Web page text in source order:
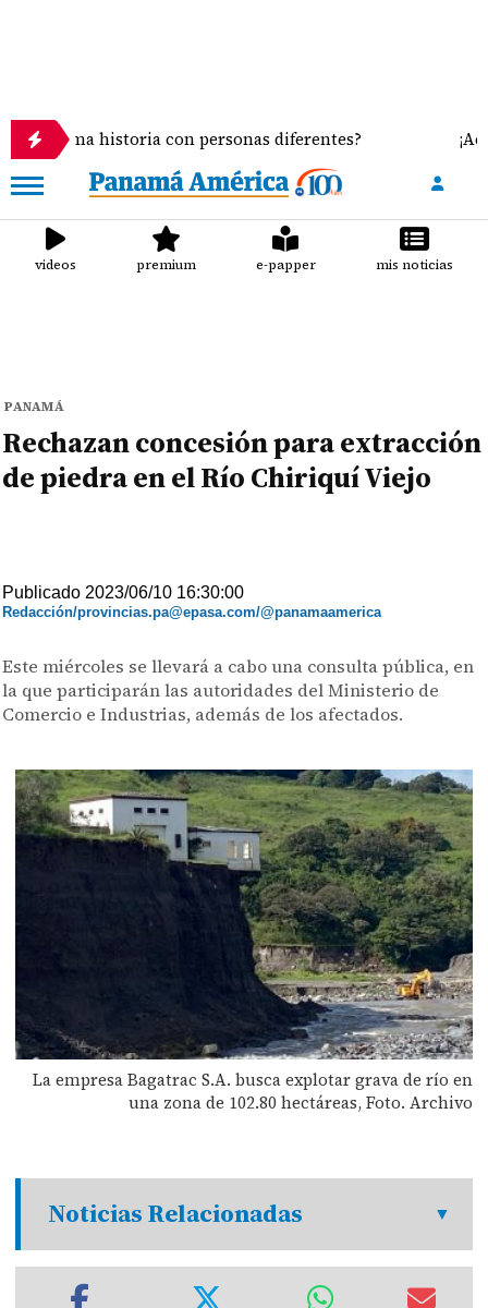
historia con personas diferentes?
videos premium e-papper mis noticias
PANAMÁ
Rechazan concesión para extracción
de piedra en el Río Chiriquí Viejo
Publicado 2023/06/10 16:30:00
Redacción/provincias.pa@epasa.com/@panamaamerica
Este miércoles se llevará a cabo una consulta pública, en
la que participarán las autoridades del Ministerio de
Comercio e Industrias, además de los afectados.
La empresa Bagatrac S.A. busca explotar grava de río en
una zona de 102.80 hectáreas, Foto. Archivo
Noticias Relacionadas